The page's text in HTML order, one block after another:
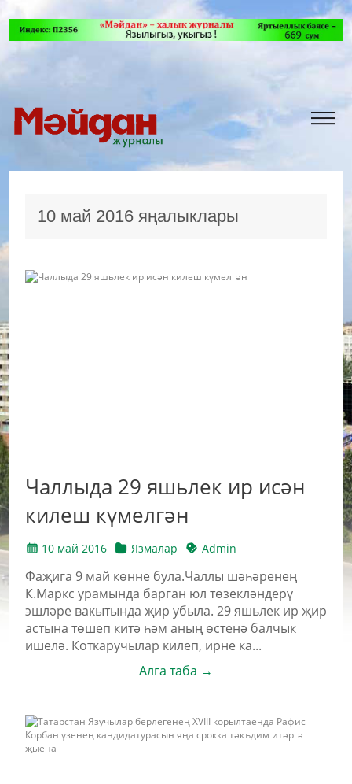
10 май 2016 яңалыклары
Чаллыда 29 яшьлек ир исән
килеш күмелгән
10 май 2016 Язмалар Admin
Фаҗига 9 май көнне була.Чаллы шәһәренең
К.Маркс урамында барган юл төзекләндерү
эшләре вакытында җир убыла. 29 яшьлек ир җир
астына төшеп китә һәм аның өстенә балчык
ишелә. Коткаручылар килеп, ирне ка...
Алга таба →